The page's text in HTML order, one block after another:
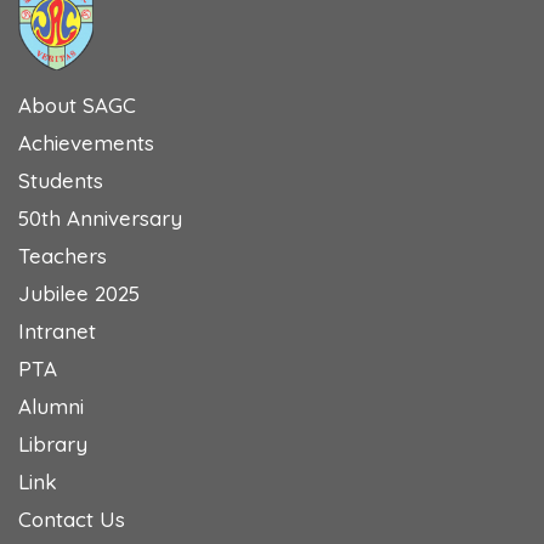
About SAGC
Achievements
Students
50th Anniversary
Teachers
Jubilee 2025
Intranet
PTA
Alumni
Library
Link
Contact Us